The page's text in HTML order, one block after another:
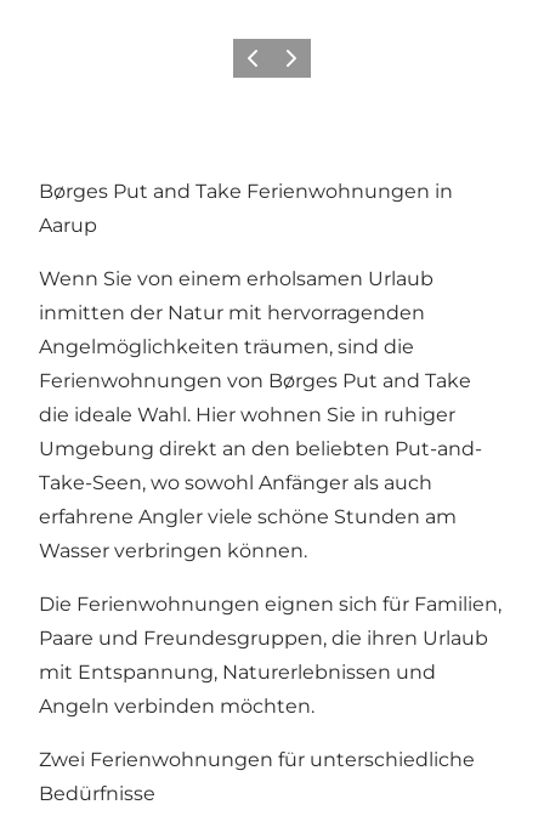
ZurückWeiter
Børges Put and Take Ferienwohnungen in
Aarup
Wenn Sie von einem erholsamen Urlaub
inmitten der Natur mit hervorragenden
Angelmöglichkeiten träumen, sind die
Ferienwohnungen von Børges Put and Take
die ideale Wahl. Hier wohnen Sie in ruhiger
Umgebung direkt an den beliebten Put-and-
Take-Seen, wo sowohl Anfänger als auch
erfahrene Angler viele schöne Stunden am
Wasser verbringen können.
Die Ferienwohnungen eignen sich für Familien,
Paare und Freundesgruppen, die ihren Urlaub
mit Entspannung, Naturerlebnissen und
Angeln verbinden möchten.
Zwei Ferienwohnungen für unterschiedliche
Bedürfnisse